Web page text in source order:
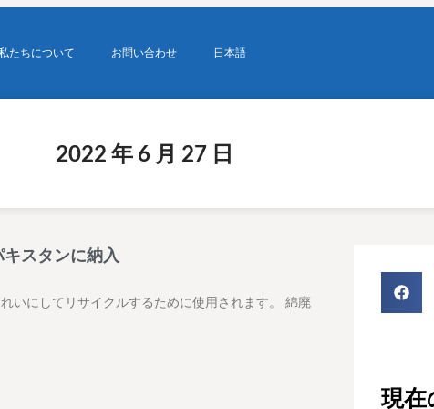
たちについて お問い合わせ 日本語
2022 年 6 月 27 日
スタンに納入
いにしてリサイクルするために使用されます。 綿廃
現在